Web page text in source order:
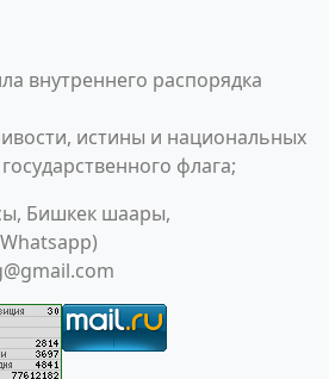
внутреннего распорядка
истины и национальных
флага;
Бишкек шаары,